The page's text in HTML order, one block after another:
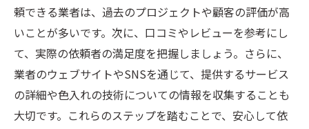
頼できる業者は、過去のプロジェクトや顧客の評価が高
いことが多いです。次に、口コミやレビューを参考にし
て、実際の依頼者の満足度を把握しましょう。さらに、
業者のウェブサイトやSNSを通じて、提供するサービス
の詳細や色入れの技術についての情報を収集することも
大切です。これらのステップを踏むことで、安心して依